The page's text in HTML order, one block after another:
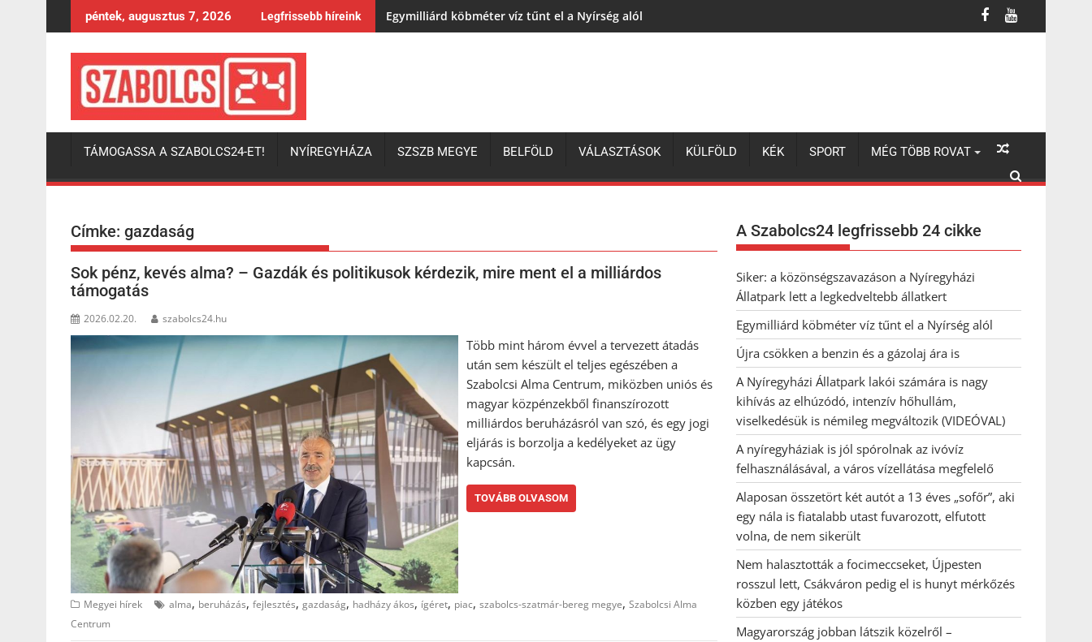
to
péntek, augusztus 7, 2026 Legfrissebb híreink Egymilliárd köbméter víz tűnt el a Nyírség alól
TÁMOGASSA A SZABOLCS24-ET! NYÍREGYHÁZA SZSZB MEGYE BELFÖLD VÁLASZTÁSOK KÜLFÖLD KÉK SPORT MÉG TÖBB ROVAT
Címke: gazdaság
Sok pénz, kevés alma? – Gazdák és politikusok kérdezik, mire ment el a milliárdos
támogatás
2026.02.20. szabolcs24.hu
Több mint három évvel a tervezett átadás
után sem készült el teljes egészében a
Szabolcsi Alma Centrum, miközben uniós és
magyar közpénzekből finanszírozott
milliárdos beruházásról van szó, és egy jogi
eljárás is borzolja a kedélyeket az ügy
kapcsán.
TOVÁBB OLVASOM
Megyei hírek alma, beruházás, fejlesztés, gazdaság, hadházy ákos, ígéret, piac, szabolcs-szatmár-bereg megye, Szabolcsi Alma
Centrum
A Szabolcs24 legfrissebb 24 cikke
Siker: a közönségszavazáson a Nyíregyházi
Állatpark lett a legkedveltebb állatkert
Egymilliárd köbméter víz tűnt el a Nyírség alól
Újra csökken a benzin és a gázolaj ára is
A Nyíregyházi Állatpark lakói számára is nagy
kihívás az elhúzódó, intenzív hőhullám,
viselkedésük is némileg megváltozik (VIDEÓVAL)
A nyíregyháziak is jól spórolnak az ivóvíz
felhasználásával, a város vízellátása megfelelő
Alaposan összetört két autót a 13 éves „sofőr”, aki
egy nála is fiatalabb utast fuvarozott, elfutott
volna, de nem sikerült
Nem halasztották a focimeccseket, Újpesten
rosszul lett, Csákváron pedig el is hunyt mérkőzés
közben egy játékos
Magyarország jobban látszik közelről –